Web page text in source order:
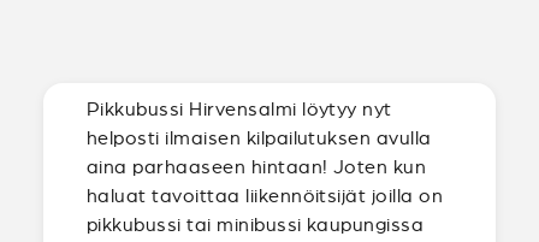
Pikkubussi Hirvensalmi löytyy nyt
helposti ilmaisen kilpailutuksen avulla
aina parhaaseen hintaan! Joten kun
haluat tavoittaa liikennöitsijät joilla on
pikkubussi tai minibussi kaupungissa